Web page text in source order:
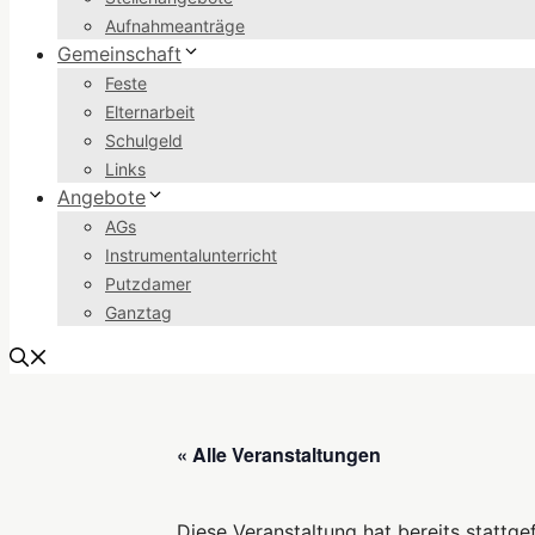
Aufnahmeanträge
Gemeinschaft
Feste
Elternarbeit
Schulgeld
Links
Angebote
AGs
Instrumentalunterricht
Putzdamer
Ganztag
« Alle Veranstaltungen